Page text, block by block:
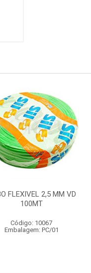
FLEXIVEL 4,0 MM PT
100MT
Código: 10070
Embalagem: PC/01